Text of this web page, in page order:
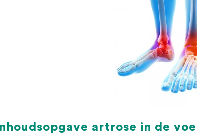
artrose in de